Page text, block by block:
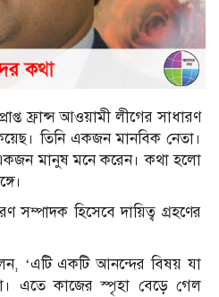
ফ্রান্স আওয়ামী লীগের সাধারণ
তিনি একজন মানবিক নেতা।
মানুষ মনে করেন। কথা হলো
সম্পাদক হিসেবে দায়িত্ব গ্রহণের
‘এটি একটি আনন্দের বিষয় যা
এতে কাজের স্পৃহা বেড়ে গেল